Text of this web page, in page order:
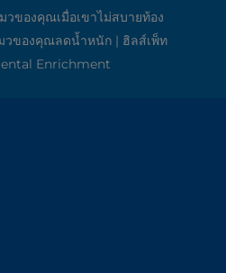
วของคุณเมื่อเขาไม่สบายท้อง
วของคุณลดน้ำหนัก | ฮิลส์เพ็ท
Enrichment